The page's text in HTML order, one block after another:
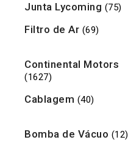
Junta Lycoming (75)
Filtro de Ar (69)
Continental Motors
(1627)
Cablagem (40)
Bomba de Vácuo (12)